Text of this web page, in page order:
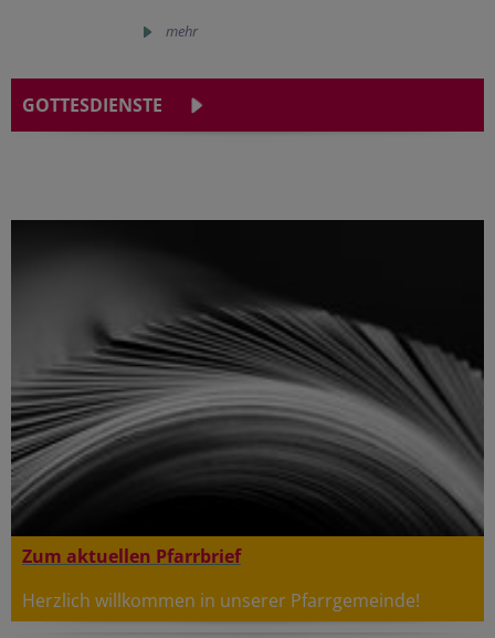
mehr
GOTTESDIENSTE
Zum aktuellen Pfarrbrief
Herzlich willkommen in unserer Pfarrgemeinde!